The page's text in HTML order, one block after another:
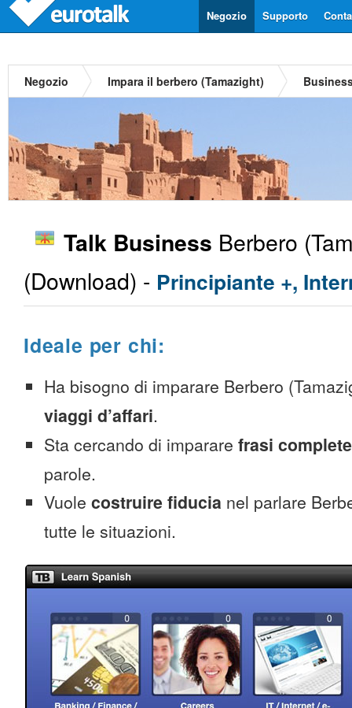
Supporto
Negozio
Negozio Impara il berbero (Tamazight)
Talk Business Berbero
(Download) - Principiante +,
Ideale per chi:
Ha bisogno di imparare Berbero
viaggi d’affari.
Sta cercando di imparare frasi complete
parole.
Vuole costruire fiducia nel parlare
tutte le situazioni.